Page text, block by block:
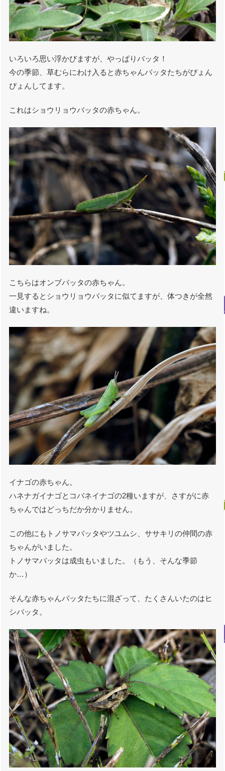
いろいろ思い浮かびますが、やっぱりバッタ！
今の季節、草むらにわけ入ると赤ちゃんバッタたちがぴょん
ぴょんしてます。
これはショウリョウバッタの赤ちゃん。
こちらはオンブバッタの赤ちゃん。
一見するとショウリョウバッタに似てますが、体つきが全然
違いますね。
イナゴの赤ちゃん。
ハネナガイナゴとコバネイナゴの2種いますが、さすがに赤
ちゃんではどっちだか分かりません。
この他にもトノサマバッタやツユムシ、ササキリの仲間の赤
ちゃんがいました。
トノサマバッタは成虫もいました。（もう、そんな季節
か…）
そんな赤ちゃんバッタたちに混ざって、たくさんいたのはヒ
シバッタ。